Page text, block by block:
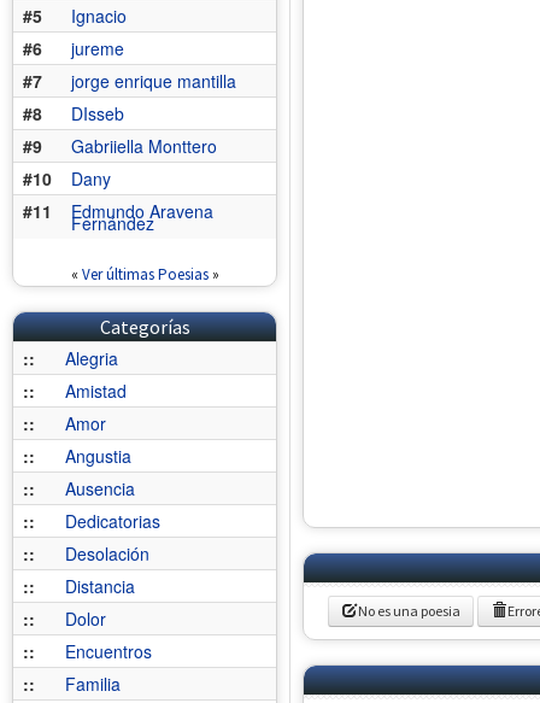
#5
Ignacio
#6
jureme
#7
jorge enrique mantilla
#8
DIsseb
#9
Gabriiella Monttero
#10
Dany
#11
Edmundo Aravena
Fernández
« Ver últimas Poesias»
Categorías
::
Alegria
::
Amistad
::
Amor
::
Angustia
::
Ausencia
::
Dedicatorias
::
Desolación
::
Distancia
::
Dolor
::
Encuentros
::
Familia
No es una poesia